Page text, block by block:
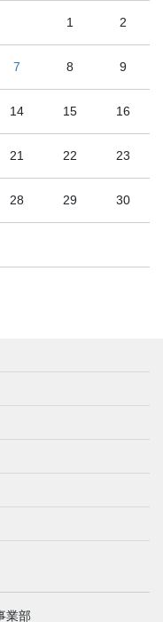
1 2
7 8 9
14 15 16
21 22 23
28 29 30
部